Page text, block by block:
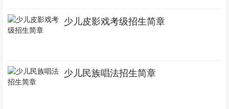
少儿皮影戏考级招生简章
少儿民族唱法招生简章